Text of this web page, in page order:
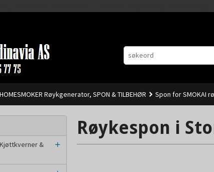
Røykgenerator, SPON & TILBEHØR Spon for SMOKAI
Røykespon i
&